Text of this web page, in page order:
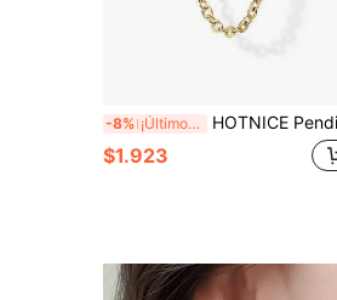
-8% ¡Últimos 3 días HOTNICE Pendientes de cadena de un solo aro para mujer | Pendientes de cadena de doble agujero | Pendientes de circonita
$1.923